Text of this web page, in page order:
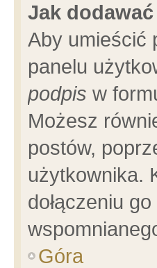
Jak
Aby umieścić
panelu
podpis w
Możesz
postów,
użytkownika.
dołączeniu
Góra